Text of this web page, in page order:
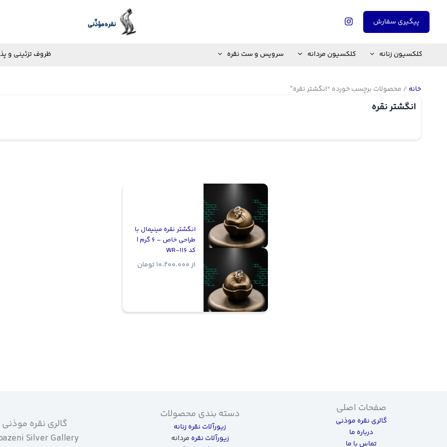
پیگیری سفارش
کلکسیون زنانه کلکسیون مردانه سرویس و ست نقره ظروف تزئینی و
خانه / محصولات برچسب خورده “انگشتر نقره”
انگشتر نقره
انگشتر نقره مینیمال با
طراحی خاص – 6 گرم |
کد WR-116
از10.200.000 تومان
صفحات اصلی
گالری نقره موذنی
درباره ما
تماس با ما
دسته بندی محصولات
زیورآلات نقره زنانه
زیورآلات نقره مردانه
گالری نقره موذنی
Silver Gallery